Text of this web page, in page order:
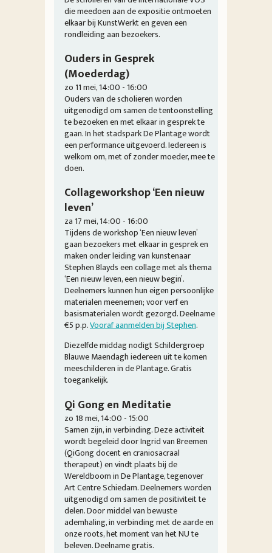
die meedoen aan de expositie ontmoeten
elkaar bij KunstWerkt en geven een
rondleiding aan bezoekers.
Ouders in Gesprek
(Moederdag)
zo 11 mei, 14:00 - 16:00
Ouders van de scholieren worden
uitgenodigd om samen de tentoonstelling
te bezoeken en met elkaar in gesprek te
gaan. In het stadspark De Plantage wordt
een performance uitgevoerd. Iedereen is
welkom om, met of zonder moeder, mee te
doen.
Collageworkshop ‘Een nieuw
leven’
za 17 mei, 14:00 - 16:00
Tijdens de workshop ‘Een nieuw leven’
gaan bezoekers met elkaar in gesprek en
maken onder leiding van kunstenaar
Stephen Blayds een collage met als thema
‘Een nieuw leven, een nieuw begin’.
Deelnemers kunnen hun eigen persoonlijke
materialen meenemen; voor verf en
basismaterialen wordt gezorgd. Deelname
€5 p.p.Vooraf aanmelden bij Stephen.
Diezelfde middag nodigt Schildergroep
Blauwe Maendagh iedereen uit te komen
meeschilderen in de Plantage. Gratis
toegankelijk.
Qi Gong en Meditatie
zo 18 mei, 14:00 - 15:00
Samen zijn, in verbinding. Deze activiteit
wordt begeleid door Ingrid van Breemen
(QiGong docent en craniosacraal
therapeut) en vindt plaats bij de
Wereldboom in De Plantage, tegenover
Art Centre Schiedam. Deelnemers worden
uitgenodigd om samen de positiviteit te
delen. Door middel van bewuste
ademhaling, in verbinding met de aarde en
onze roots, het moment van het NU te
beleven. Deelname gratis.